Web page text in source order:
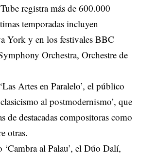
registra más de 600.000
temporadas incluyen
York y en los festivales BBC
Orchestra, Orchestre de
Artes en Paralelo’, el público
al postmodernismo’, que
de destacadas compositoras como
otras.
al Palau’, el Dúo Dalí,